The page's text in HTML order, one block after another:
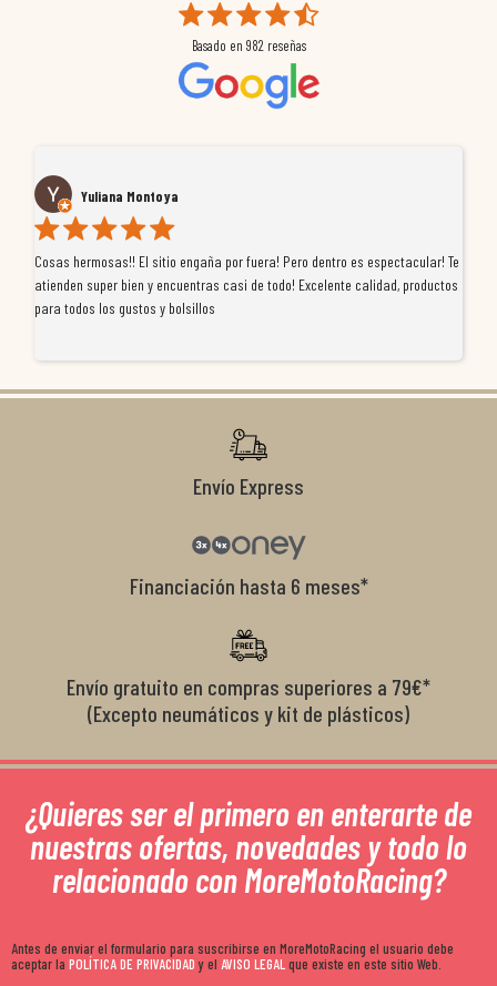
Basado en 982 reseñas
Yuliana Montoya
Cosas hermosas!! El sitio engaña por fuera! Pero dentro es espectacular! Te
atienden super bien y encuentras casi de todo! Excelente calidad, productos
para todos los gustos y bolsillos
Envío Express
Financiación hasta 6 meses*
Envío gratuito en compras superiores a 79€*
(Excepto neumáticos y kit de plásticos)
¿Quieres ser el primero en enterarte de
nuestras ofertas, novedades y todo lo
relacionado con MoreMotoRacing?
Antes de enviar el formulario para suscribirse en MoreMotoRacing el usuario debe
aceptar la POLÍTICA DE PRIVACIDADy el AVISO LEGALque existe en este sitio Web.